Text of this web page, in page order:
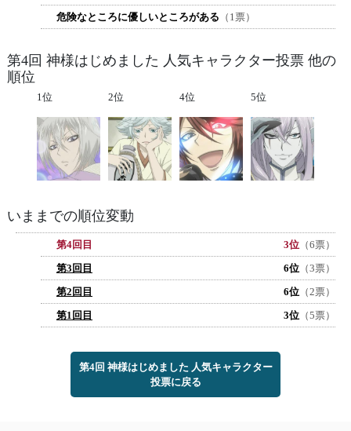
危険なところに優しいところがある （1票）
第4回 神様はじめました 人気キャラクター投票 他の
順位
1位 2位 4位 5位
いままでの順位変動
第4回目 3位 （6票）
第3回目
6位 （3票）
第2回目
6位 （2票）
第1回目
3位 （5票）
第4回 神様はじめました 人気キャラクター
投票に戻る